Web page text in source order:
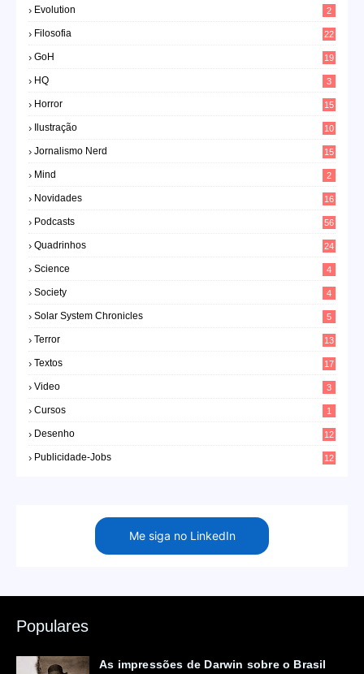
Evolution 2
Filosofia 22
GoH 19
HQ 3
Horror 15
Ilustração 10
Jornalismo Nerd 15
Mind 2
Novidades 16
Podcasts 56
Quadrinhos 24
Science 4
Society 4
Solar System Chronicles 5
Terror 13
Textos 17
Video 3
Cursos 1
Desenho 12
Publicidade-Jobs 12
Me siga no LinkedIn
Populares
As impressões de Darwin sobre o Brasil